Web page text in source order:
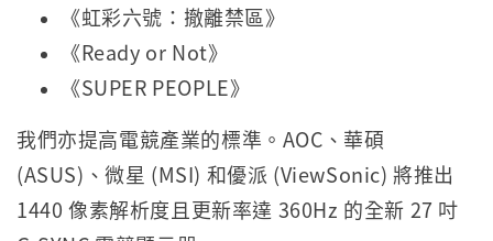
《虹彩六號：撤離禁區》
《Ready or Not》
《SUPER PEOPLE》
我們亦提高電競產業的標準。AOC、華碩
(ASUS)、微星 (MSI) 和優派 (ViewSonic) 將推出
1440 像素解析度且更新率達 360Hz 的全新 27 吋